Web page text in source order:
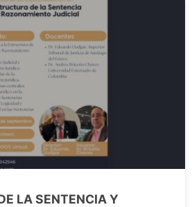
LA SENTENCIA Y